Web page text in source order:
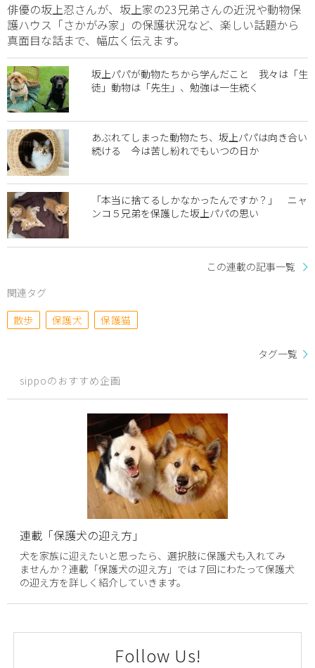
俳優の坂上忍さんが、坂上家の23兄弟さんの近況や動物保
護ハウス「さかがみ家」の保護状況など、楽しい話題から
真面目な話まで、幅広く伝えます。
坂上パパが動物たちから学んだこと 我々は「生
徒」動物は「先生」、勉強は一生続く
あぶれてしまった動物たち、坂上パパは向き合い
続ける 今は苦し紛れでもいつの日か
「本当に捨てるしかなかったんですか？」 ニャ
ンコ５兄弟を保護した坂上パパの思い
この連載の記事一覧
関連タグ
散歩
保護犬 保護猫
タグ一覧
sippoのおすすめ企画
連載「保護犬の迎え方」
犬を家族に迎えたいと思ったら、選択肢に保護犬も入れてみ
ませんか？連載「保護犬の迎え方」では７回にわたって保護犬
の迎え方を詳しく紹介していきます。
Follow Us!